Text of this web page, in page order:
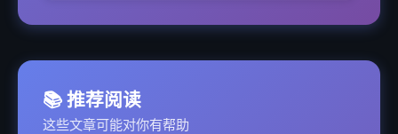
📚 推荐阅读
这些文章可能对你有帮助